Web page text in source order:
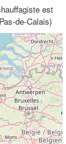
est
de-Calais)